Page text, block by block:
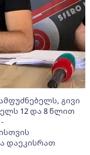
გივი
12 და 8 წლით
დაეკისრათ